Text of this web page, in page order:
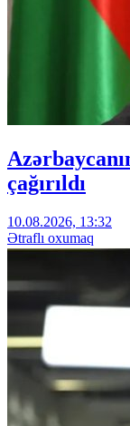
çağırıldı
10.08.2026, 13:32
Ətraflı oxumaq